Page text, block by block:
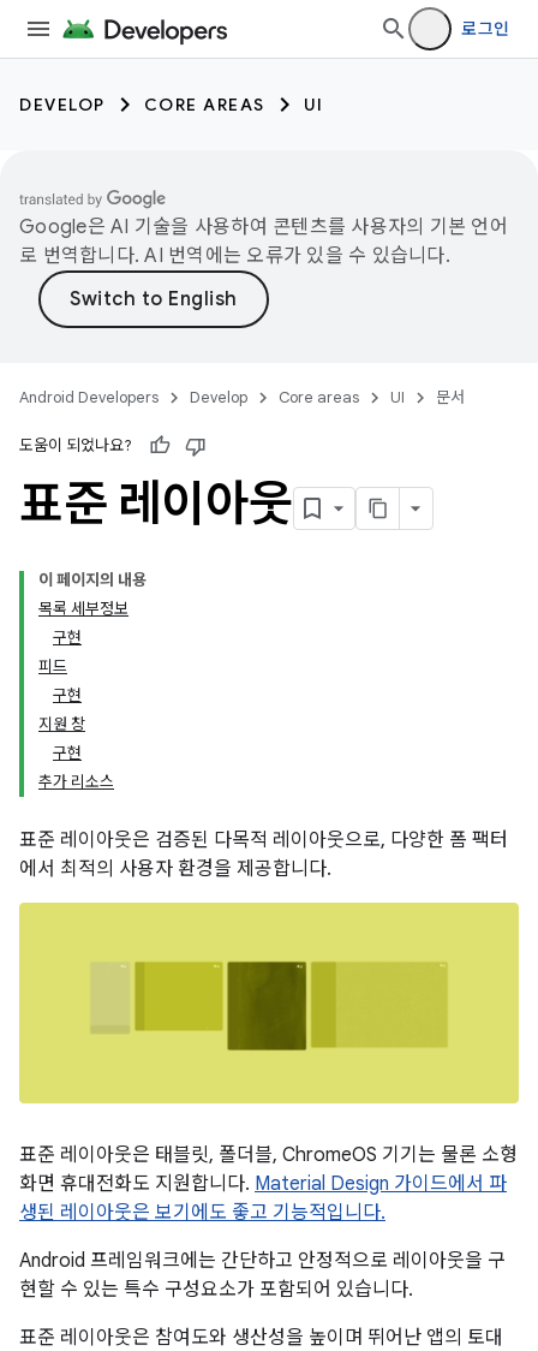
로그인
DEVELOP CORE AREAS UI
Google은 AI 기술을 사용하여 콘텐츠를 사용자의 기본 언어
로 번역합니다. AI 번역에는 오류가 있을 수 있습니다.
Android Developers Develop Core areas UI 문서
도움이 되었나요?
표준 레이아웃
이 페이지의 내용
목록 세부정보
구현
피드
구현
지원 창
구현
추가 리소스
표준 레이아웃은 검증된 다목적 레이아웃으로, 다양한 폼 팩터
에서 최적의 사용자 환경을 제공합니다.
표준 레이아웃은 태블릿, 폴더블, ChromeOS 기기는 물론 소형
화면 휴대전화도 지원합니다. Material Design 가이드에서 파
생된 레이아웃은 보기에도 좋고 기능적입니다.
Android 프레임워크에는 간단하고 안정적으로 레이아웃을 구
현할 수 있는 특수 구성요소가 포함되어 있습니다.
표준 레이아웃은 참여도와 생산성을 높이며 뛰어난 앱의 토대